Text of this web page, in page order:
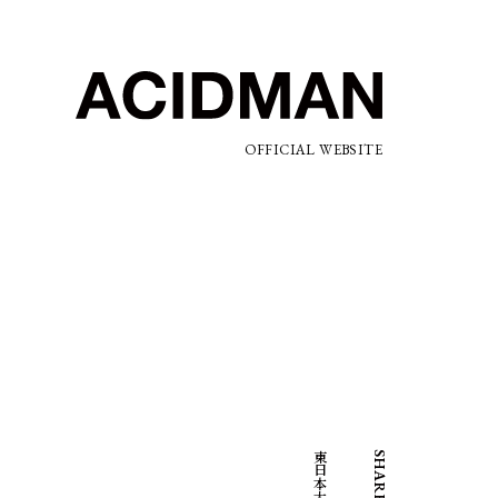
OFFICIAL WEBSITE
SHARE